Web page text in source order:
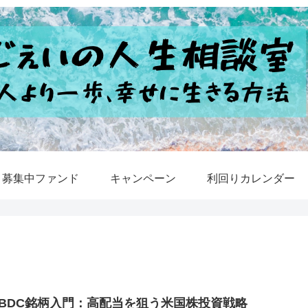
募集中ファンド キャンペーン 利回りカレンダー
銘柄入門：高配当を狙う米国株投資戦略